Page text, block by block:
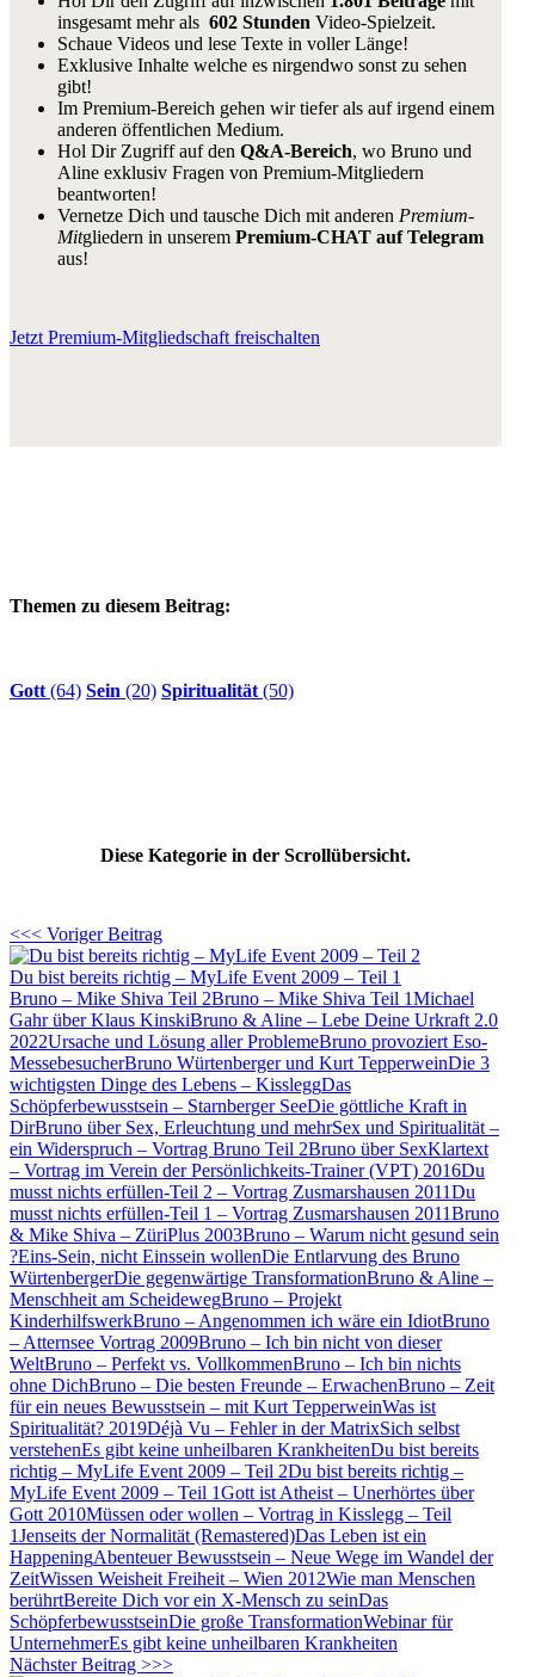
insgesamt mehr als 602 Stunden Video-Spielzeit.
Schaue Videos und lese Texte in voller Länge!
Exklusive Inhalte welche es nirgendwo sonst zu sehen
gibt!
Im Premium-Bereich gehen wir tiefer als auf irgend einem
anderen öffentlichen Medium.
Hol Dir Zugriff auf den Q&A-Bereich, wo Bruno und
Aline exklusiv Fragen von Premium-Mitgliedern
beantworten!
Vernetze Dich und tausche Dich mit anderen Premium-
Mitgliedern in unserem Premium-CHAT auf Telegram
aus!
Jetzt Premium-Mitgliedschaft freischalten
Themen zu diesem Beitrag:
Gott (64) Sein (20) Spiritualität (50)
Diese Kategorie in der Scrollübersicht.
<<< Voriger Beitrag
Du bist bereits richtig – MyLife Event 2009 – Teil 1
Bruno – Mike Shiva Teil 2Bruno – Mike Shiva Teil 1Michael
Gahr über Klaus KinskiBruno & Aline – Lebe Deine Urkraft 2.0
2022Ursache und Lösung aller ProblemeBruno provoziert Eso-
MessebesucherBruno Würtenberger und Kurt TepperweinDie 3
wichtigsten Dinge des Lebens – KissleggDas
Schöpferbewusstsein – Starnberger SeeDie göttliche Kraft in
DirBruno über Sex, Erleuchtung und mehrSex und Spiritualität –
ein Widerspruch – Vortrag Bruno Teil 2Bruno über SexKlartext
– Vortrag im Verein der Persönlichkeits-Trainer (VPT) 2016Du
musst nichts erfüllen-Teil 2 – Vortrag Zusmarshausen 2011Du
musst nichts erfüllen-Teil 1 – Vortrag Zusmarshausen 2011Bruno
& Mike Shiva – ZüriPlus 2003Bruno – Warum nicht gesund sein
?Eins-Sein, nicht Einssein wollenDie Entlarvung des Bruno
WürtenbergerDie gegenwärtige TransformationBruno & Aline –
Menschheit am ScheidewegBruno – Projekt
KinderhilfswerkBruno – Angenommen ich wäre ein IdiotBruno
– Atternsee Vortrag 2009Bruno – Ich bin nicht von dieser
WeltBruno – Perfekt vs. VollkommenBruno – Ich bin nichts
ohne DichBruno – Die besten Freunde – ErwachenBruno – Zeit
für ein neues Bewusstsein – mit Kurt TepperweinWas ist
Spiritualität? 2019Déjà Vu – Fehler in der MatrixSich selbst
verstehenEs gibt keine unheilbaren KrankheitenDu bist bereits
richtig – MyLife Event 2009 – Teil 2Du bist bereits richtig –
MyLife Event 2009 – Teil 1Gott ist Atheist – Unerhörtes über
Gott 2010Müssen oder wollen – Vortrag in Kisslegg – Teil
1Jenseits der Normalität (Remastered)Das Leben ist ein
HappeningAbenteuer Bewusstsein – Neue Wege im Wandel der
ZeitWissen Weisheit Freiheit – Wien 2012Wie man Menschen
berührtBereite Dich vor ein X-Mensch zu seinDas
SchöpferbewusstseinDie große TransformationWebinar für
UnternehmerEs gibt keine unheilbaren Krankheiten
Nächster Beitrag >>>